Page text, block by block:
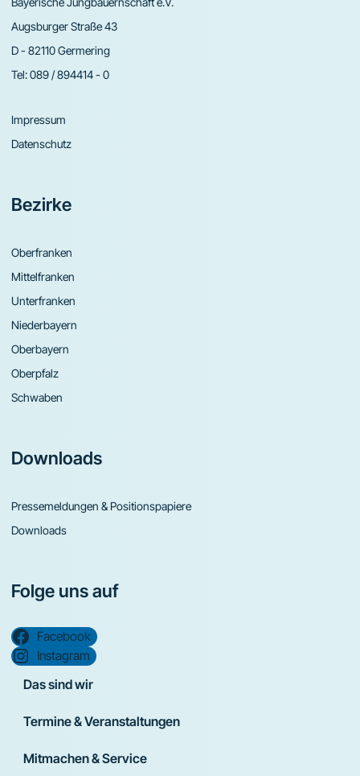
Augsburger Straße 43
D - 82110 Germering
Tel:089 / 894414 - 0
Impressum
Datenschutz
Bezirke
Oberfranken
Mittelfranken
Unterfranken
Niederbayern
Oberbayern
Oberpfalz
Schwaben
Downloads
Pressemeldungen & Positionspapiere
Downloads
Folge uns auf
Facebook
Instagram
Das sind wir
Termine & Veranstaltungen
Mitmachen & Service